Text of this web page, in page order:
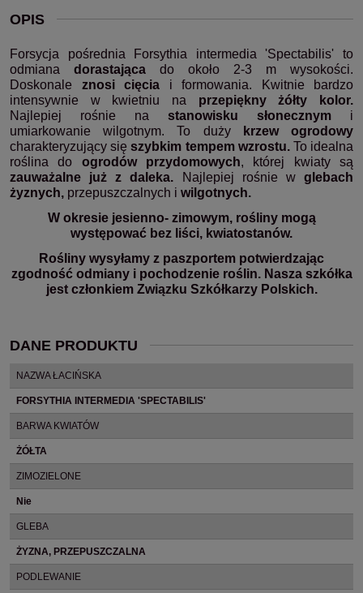
OPIS
Forsycja pośrednia Forsythia intermedia 'Spectabilis' to
odmiana dorastająca do około 2-3 m wysokości.
Doskonale znosi cięcia i formowania. Kwitnie bardzo
intensywnie w kwietniu na przepiękny żółty kolor.
Najlepiej rośnie na stanowisku słonecznym i
umiarkowanie wilgotnym. To dużykrzew ogrodowy
charakteryzujący sięszybkim tempem wzrostu.To idealna
roślina do ogrodów przydomowych, której kwiaty są
zauważalne już z daleka. Najlepiej rośnie wglebach
żyznych, przepuszczalnych i wilgotnych.
W okresie jesienno- zimowym, rośliny mogą
występować bez liści, kwiatostanów.
Rośliny wysyłamy z paszportem potwierdzając
zgodność odmiany i pochodzenie roślin. Nasza szkółka
jest członkiem Związku Szkółkarzy Polskich.
DANE PRODUKTU
NAZWA ŁACIŃSKA
FORSYTHIA INTERMEDIA 'SPECTABILIS'
BARWA KWIATÓW
ŻÓŁTA
ZIMOZIELONE
Nie
GLEBA
ŻYZNA, PRZEPUSZCZALNA
PODLEWANIE